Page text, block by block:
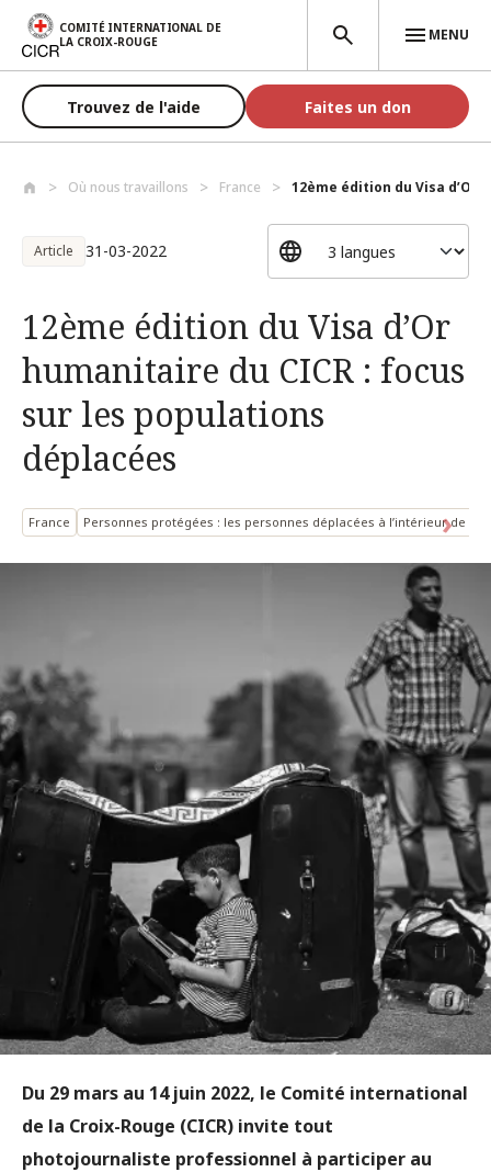
Aller au contenu principal
COMITÉ INTERNATIONAL DE
LA CROIX-ROUGE
MENU
Trouvez de l'aide Faites un don
Où nous travaillons France 12ème édition du Visa d’Or
Article 31-03-2022
12ème édition du Visa d’Or
humanitaire du CICR : focus
sur les populations
déplacées
France Personnes protégées : les personnes déplacées à l’intérieur de
Du 29 mars au 14 juin 2022, le Comité international
de la Croix-Rouge (CICR) invite tout
photojournaliste professionnel à participer au